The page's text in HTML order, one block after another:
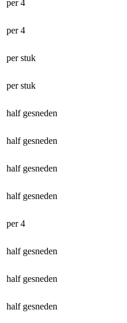
per 4
per 4
per stuk
per stuk
half gesneden
half gesneden
half gesneden
half gesneden
per 4
half gesneden
half gesneden
half gesneden